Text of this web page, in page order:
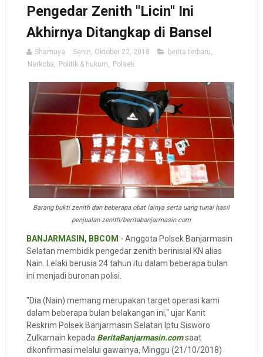
Pengedar Zenith "Licin" Ini
Akhirnya Ditangkap di Bansel
Shamuya Senin, Oktober 22, 2018 berita terbaru,
Narkoba, Politik & hukum, Polsek
Barang bukti zenith dan beberapa obat lainya serta uang tunai hasil
penjualan zenith/beritabanjarmasin.com
BANJARMASIN, BBCOM - Anggota Polsek Banjarmasin
Selatan membidik pengedar zenith berinisial KN alias
Nain. Lelaki berusia 24 tahun itu dalam beberapa bulan
ini menjadi buronan polisi.
"Dia (Nain) memang merupakan target operasi kami
dalam beberapa bulan belakangan ini," ujar Kanit
Reskrim Polsek Banjarmasin Selatan Iptu Sisworo
Zulkarnain kepada BeritaBanjarmasin.comsaat
dikonfirmasi melalui gawainya, Minggu (21/10/2018)